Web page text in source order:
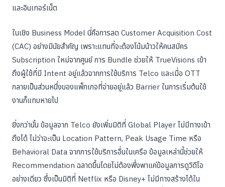
และอินเทอร์เน็ต
ในเชิง Business Model นี่คือการลด Customer Acquisition Cost
(CAC) อย่างมีนัยสำคัญ เพราะแทนที่จะต้องโน้มน้าวให้คนสมัคร
Subscription ใหม่จากศูนย์ การ Bundle ช่วยให้ TrueVisions เข้า
ถึงผู้ใช้ที่มี Intent อยู่แล้วจากการใช้บริการ Telco และเมื่อ OTT
กลายเป็นส่วนหนึ่งของแพ็กเกจที่จ่ายอยู่แล้ว Barrier ในการเริ่มต้นใช้
งานก็แทบหายไป
ยิ่งกว่านั้น ข้อมูลจาก Telco ยังเพิ่มมิติที่ Global Player ไม่มีทางเข้า
ถึงได้ ไม่ว่าจะเป็น Location Pattern, Peak Usage Time หรือ
Behavioral Data จากการใช้บริการอื่นในเครือ ข้อมูลเหล่านี้ช่วยให้
Recommendation ฉลาดขึ้นโดยไม่ต้องพึ่งพาแค่ข้อมูลการดูวิดีโอ
อย่างเดียว ซึ่งเป็นมิติที่ Netflix หรือ Disney+ ไม่มีทางสร้างได้ใน